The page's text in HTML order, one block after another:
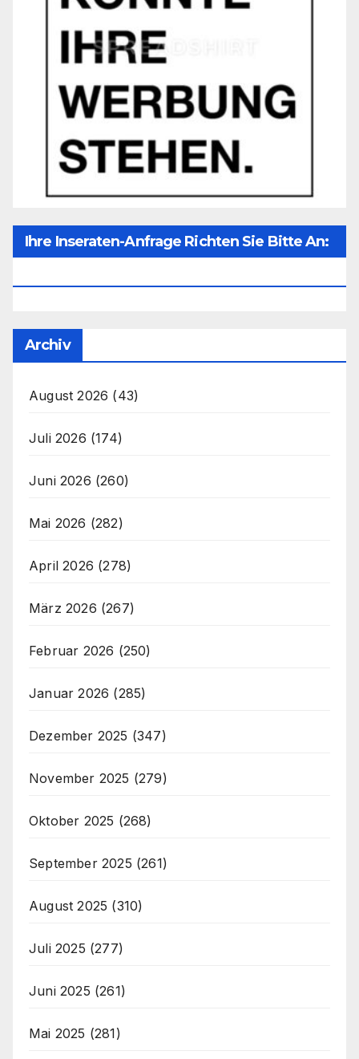
Ihre Inseraten-Anfrage Richten Sie Bitte An:
Archiv
August 2026 (43)
Juli 2026 (174)
Juni 2026 (260)
Mai 2026 (282)
April 2026 (278)
März 2026 (267)
Februar 2026 (250)
Januar 2026 (285)
Dezember 2025 (347)
November 2025 (279)
Oktober 2025 (268)
September 2025 (261)
August 2025 (310)
Juli 2025 (277)
Juni 2025 (261)
Mai 2025 (281)